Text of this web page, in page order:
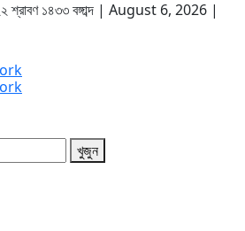
শ্রাবণ ১৪৩৩ বঙ্গাব্দ | August 6, 2026 |
খুজুন